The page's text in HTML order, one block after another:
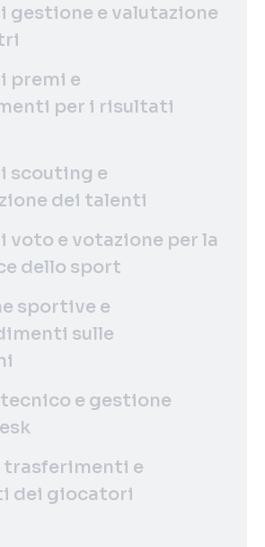
gestione e valutazione
premi e
per i risultati
scouting e
dei talenti
voto e votazione per la
dello sport
sportive e
sulle
e gestione
trasferimenti e
dei giocatori